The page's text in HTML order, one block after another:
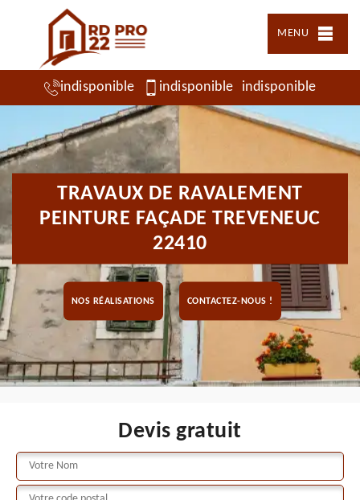
MENU
indisponible indisponible indisponible
TRAVAUX DE RAVALEMENT
PEINTURE FAÇADE TREVENEUC
22410
NOS RÉALISATIONS CONTACTEZ-NOUS !
Devis gratuit